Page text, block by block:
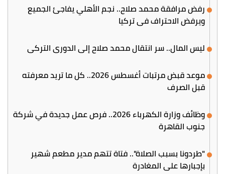
رفض مرافقة محمد صلاح.. نجم الأهلي يفاجئ الجميع
ويرفض الاحتراف في تركيا
ليس المال.. سر انتقال محمد صلاح إلى الدوري التركي
موعد قبض مرتبات أغسطس 2026.. كل ما تريد معرفته
قبل الصرف
وظائف وزارة الكهرباء 2026.. فرص عمل جديدة في شركة
جنوب القاهرة
"طردونا بسبب الصلاة".. فتاة تتهم مدير مطعم شهير
بإجبارها على المغادرة